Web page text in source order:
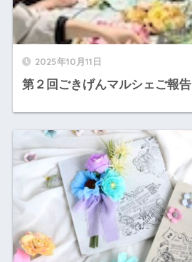
2025年10月11日
第２回ごきげんマルシェご報告